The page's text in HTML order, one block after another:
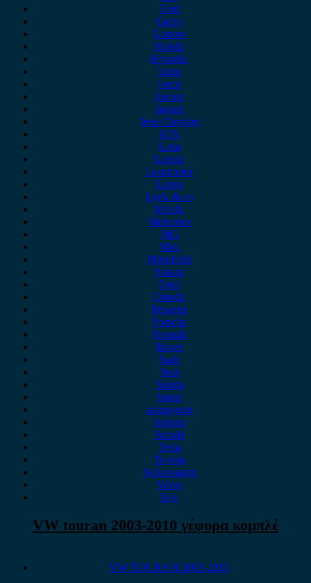
Ford
Geely
Gonow
Honda
Hyundai
Isuzu
iveco
Jaecoo
Jaguar
Jeep Chrysler
KIA
Lada
Lancia
Leapmotor
Lexus
Lynk & co
Mazda
Mercedes
MG
Mini
Mitsubishi
Nissan
Opel
Omoda
Peugeot
Porsche
Renault
Rover
Saab
Seat
Skoda
Smart
ssangyong
Subaru
Suzuki
Tesla
Toyota
Volkswagen
Volvo
Xev
VW touran 2003-2010 γέφυρα κομπλέ
VW TOURAN 2003-2015